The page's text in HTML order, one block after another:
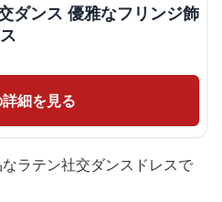
ダンス 優雅なフリンジ飾
細を見る
ラテン社交ダンスドレスで